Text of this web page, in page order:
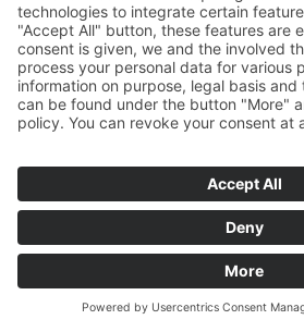
Zeitpunkt Ihres
Website
Geolocation
Des Weiteren speichert
Cookie in Ihrem Browser,
erteilten Einwilligungen
zuordnen zu können. Die so
werden gespeichert, bis Sie
Löschung auffordern, das
Cookie selbst löschen oder